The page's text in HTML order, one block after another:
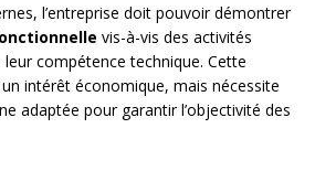
l’entreprise doit pouvoir démontrer
vis-à-vis des activités
compétence technique. Cette
intérêt économique, mais nécessite
adaptée pour garantir l’objectivité des